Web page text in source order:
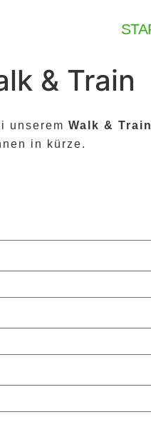
& Train
unserem Walk &
in kürze.